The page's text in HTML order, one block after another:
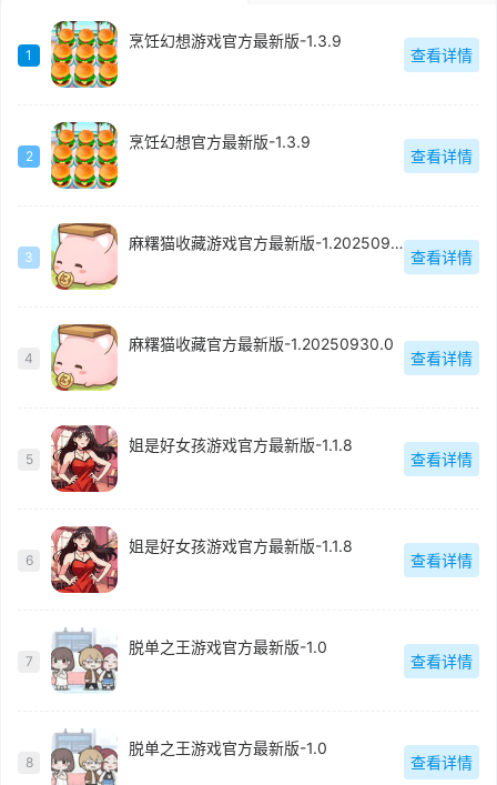
1
烹饪幻想游戏官方最新版-1.3.9
查看详情
2
烹饪幻想官方最新版-1.3.9
查看详情
3
麻糬猫收藏游戏官方最新版-1.20250930.0
查看详情
4
麻糬猫收藏官方最新版-1.20250930.0
查看详情
5
姐是好女孩游戏官方最新版-1.1.8
查看详情
6
姐是好女孩游戏官方最新版-1.1.8
查看详情
7
脱单之王游戏官方最新版-1.0
查看详情
8
脱单之王游戏官方最新版-1.0
查看详情